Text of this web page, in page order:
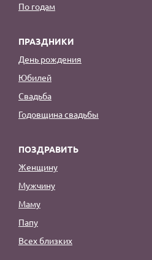
По годам
ПРАЗДНИКИ
День рождения
Юбилей
Свадьба
Годовщина свадьбы
ПОЗДРАВИТЬ
Женщину
Мужчину
Маму
Папу
Всех близких